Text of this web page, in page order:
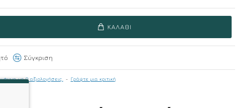
με 0 αξιολογήσεις. - Γράψτε μια κριτική
ΚΑΛΆΘΙ
Σύγκριση